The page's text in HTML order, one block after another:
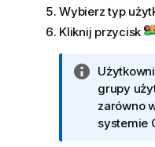
Wybierz typ
Kliknij przycisk
I
n
f
o
grupy
zarówno
systemie